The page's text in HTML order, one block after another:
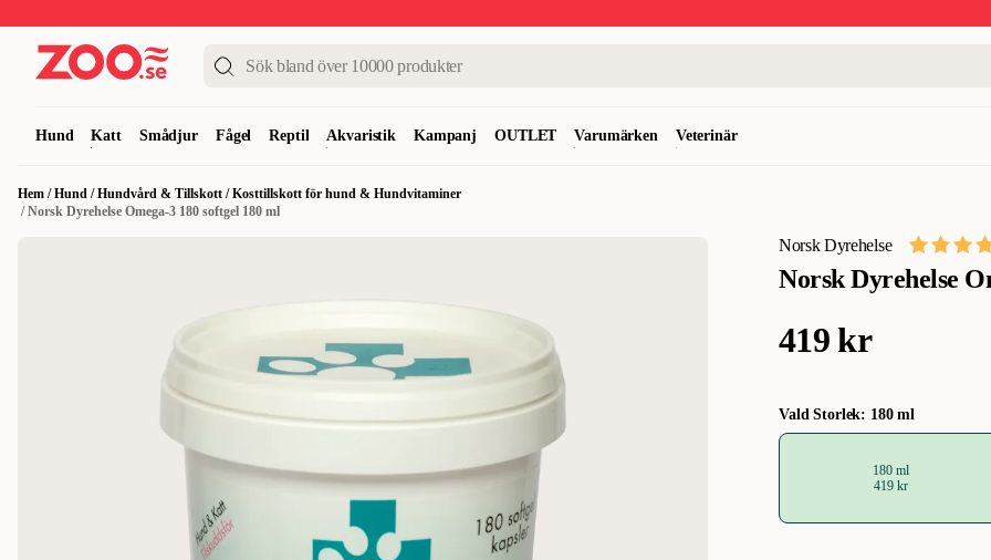
Hund Katt Smådjur Fågel Reptil Akvaristik Kampanj OUTLET Varumärken Veterinär
Hem /Hund /Hundvård & Tillskott /Kosttillskott för hund & Hundvitaminer
/Norsk Dyrehelse Omega-3 180 softgel 180 ml
Norsk Dyrehelse
Norsk Dyrehelse
419 kr
Vald Storlek: 180 ml
180 ml
419 kr